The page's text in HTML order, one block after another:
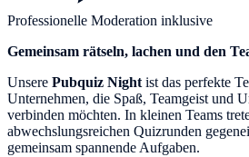
Professionelle Moderation inklusive
Gemeinsam rätseln, lachen und den
Unsere Pubquiz Nightist das perfekte
Unternehmen, die Spaß, Teamgeist und
verbinden möchten. In kleinen Teams
abwechslungsreichen Quizrunden
gemeinsam spannende Aufgaben.